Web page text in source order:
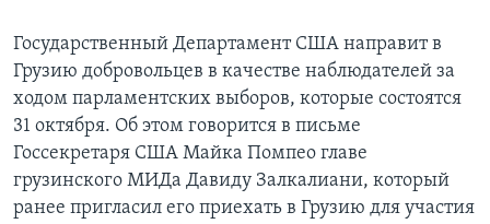
Государственный Департамент США направит в
Грузию добровольцев в качестве наблюдателей за
ходом парламентских выборов, которые состоятся
31 октября. Об этом говорится в письме
Госсекретаря США Майка Помпео главе
грузинского МИДа Давиду Залкалиани, который
ранее пригласил его приехать в Грузию для участия